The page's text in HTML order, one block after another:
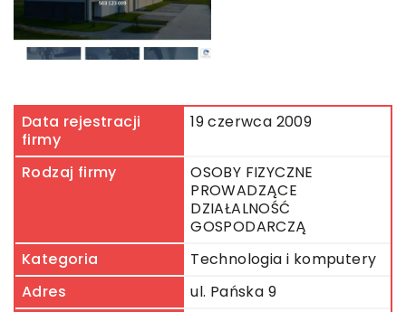
Data rejestracji
firmy
19 czerwca 2009
Rodzaj firmy
OSOBY FIZYCZNE
PROWADZĄCE
DZIAŁALNOŚĆ
GOSPODARCZĄ
Kategoria
Technologia i komputery
Adres
ul. Pańska 9